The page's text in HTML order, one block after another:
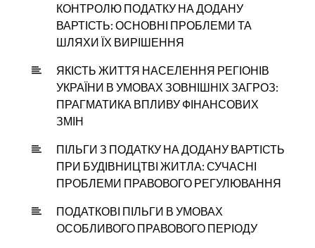
КОНТРОЛЮ ПОДАТКУ НА ДОДАНУ
ВАРТІСТЬ: ОСНОВНІ ПРОБЛЕМИ ТА
ШЛЯХИ ЇХ ВИРІШЕННЯ
ЯКІСТЬ ЖИТТЯ НАСЕЛЕННЯ РЕГІОНІВ
УКРАЇНИ В УМОВАХ ЗОВНІШНІХ ЗАГРОЗ:
ПРАГМАТИКА ВПЛИВУ ФІНАНСОВИХ
ЗМІН
ПІЛЬГИ З ПОДАТКУ НА ДОДАНУ ВАРТІСТЬ
ПРИ БУДІВНИЦТВІ ЖИТЛА: СУЧАСНІ
ПРОБЛЕМИ ПРАВОВОГО РЕГУЛЮВАННЯ
ПОДАТКОВІ ПІЛЬГИ В УМОВАХ
ОСОБЛИВОГО ПРАВОВОГО ПЕРІОДУ